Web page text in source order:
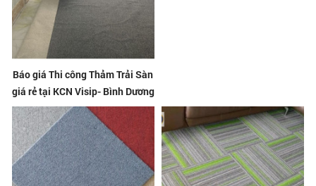
Báo giá Thi công Thảm Trải Sàn
giá rẻ tại KCN Visip- Bình Dương